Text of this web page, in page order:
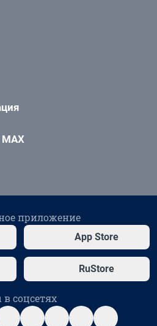
приложение
App Store
RuStore
соцсетях